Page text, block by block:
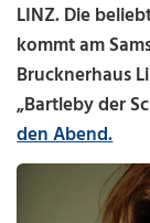
LINZ.Die
kommt am
Brucknerhaus
„Bartleby der
den Abend.